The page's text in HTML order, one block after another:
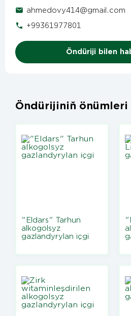
ahmedovy414@gmail.com
+99361977801
Öndüriji bilen
Öndürijiniň önümleri
"Eldars" Tarhun
alkogolsyz
gazlandyrylan içgi